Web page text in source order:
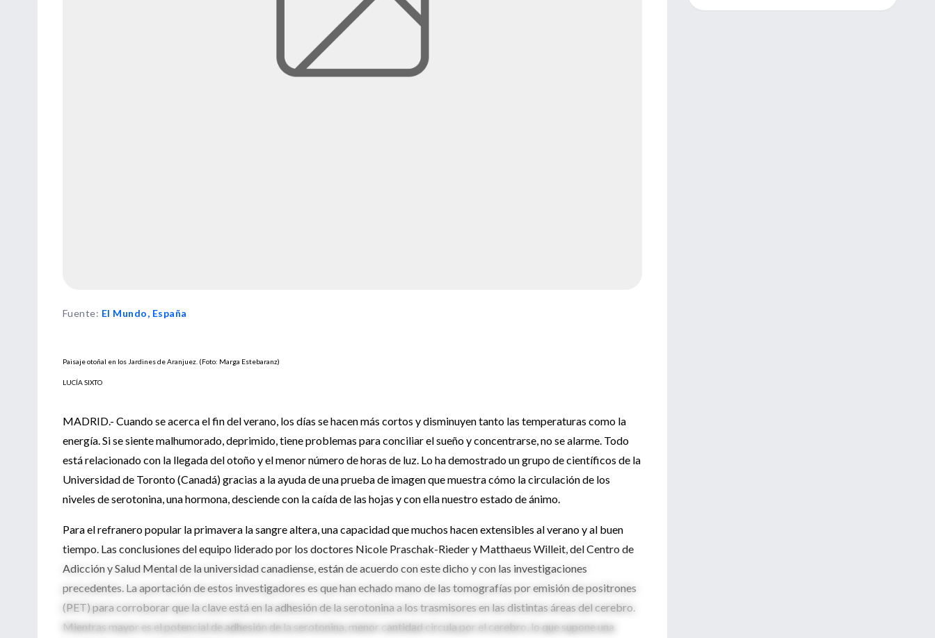
Fuente: El Mundo, España
Paisaje otoñal en los Jardines de Aranjuez. (Foto: Marga Estebaranz)
LUCÍA SIXTO
MADRID.- Cuando se acerca el fin del verano, los días se hacen más cortos y disminuyen tanto las temperaturas como la
energía. Si se siente malhumorado, deprimido, tiene problemas para conciliar el sueño y concentrarse, no se alarme. Todo
está relacionado con la llegada del otoño y el menor número de horas de luz. Lo ha demostrado un grupo de científicos de la
Universidad de Toronto (Canadá) gracias a la ayuda de una prueba de imagen que muestra cómo la circulación de los
niveles de serotonina, una hormona, desciende con la caída de las hojas y con ella nuestro estado de ánimo.
Para el refranero popular la primavera la sangre altera, una capacidad que muchos hacen extensibles al verano y al buen
tiempo. Las conclusiones del equipo liderado por los doctores Nicole Praschak-Rieder y Matthaeus Willeit, del Centro de
Adicción y Salud Mental de la universidad canadiense, están de acuerdo con este dicho y con las investigaciones
precedentes. La aportación de estos investigadores es que han echado mano de las tomografías por emisión de positrones
(PET) para corroborar que la clave está en la adhesión de la serotonina a los trasmisores en las distintas áreas del cerebro.
Mientras mayor es el potencial de adhesión de la serotonina, menor cantidad circula por el cerebro, lo que supone una